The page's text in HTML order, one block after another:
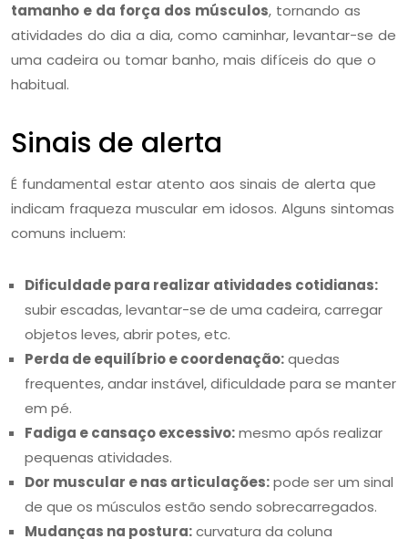
tamanho e da força dos músculos, tornando as
atividades do dia a dia, como caminhar, levantar-se de
uma cadeira ou tomar banho, mais difíceis do que o
habitual.
Sinais de alerta
É fundamental estar atento aos sinais de alerta que
indicam fraqueza muscular em idosos. Alguns sintomas
comuns incluem:
Dificuldade para realizar atividades cotidianas:
subir escadas, levantar-se de uma cadeira, carregar
objetos leves, abrir potes, etc.
Perda de equilíbrio e coordenação:quedas
frequentes, andar instável, dificuldade para se manter
em pé.
Fadiga e cansaço excessivo:mesmo após realizar
pequenas atividades.
Dor muscular e nas articulações:pode ser um sinal
de que os músculos estão sendo sobrecarregados.
Mudanças na postura:curvatura da coluna